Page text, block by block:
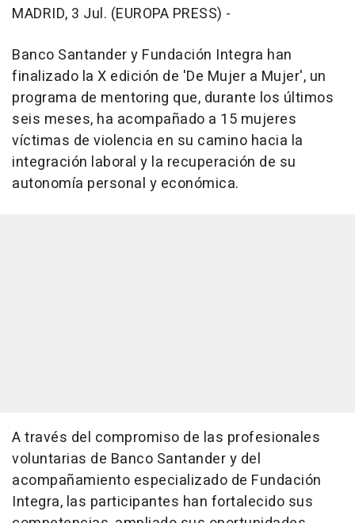
MADRID, 3 Jul. (EUROPA PRESS) -
Banco Santander y Fundación Integra han
finalizado la X edición de 'De Mujer a Mujer', un
programa de mentoring que, durante los últimos
seis meses, ha acompañado a 15 mujeres
víctimas de violencia en su camino hacia la
integración laboral y la recuperación de su
autonomía personal y económica.
A través del compromiso de las profesionales
voluntarias de Banco Santander y del
acompañamiento especializado de Fundación
Integra, las participantes han fortalecido sus